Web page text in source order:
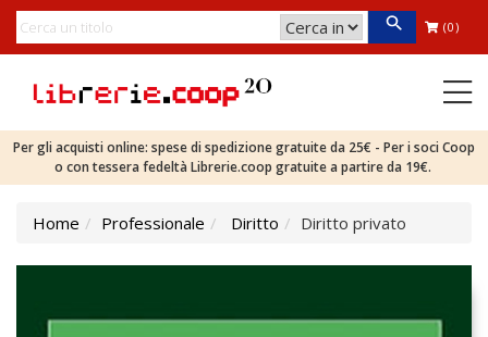
(0)
Per gli acquisti online: spese di spedizione gratuite da 25€ - Per i soci Coop
o con tessera fedeltà Librerie.coop gratuite a partire da 19€.
Home Professionale Diritto Diritto privato